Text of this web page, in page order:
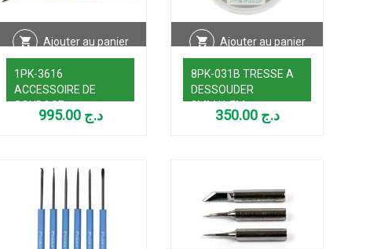
Ajouter au panier
1PK-3616
ACCESSOIRE DE
SOUDAGE
DESSOUDAGE (JEUX
د.ج 995.00
Ajouter au panier
8PK-031B TRESSE A
DESSOUDER
2MM/1,5M
د.ج 350.00